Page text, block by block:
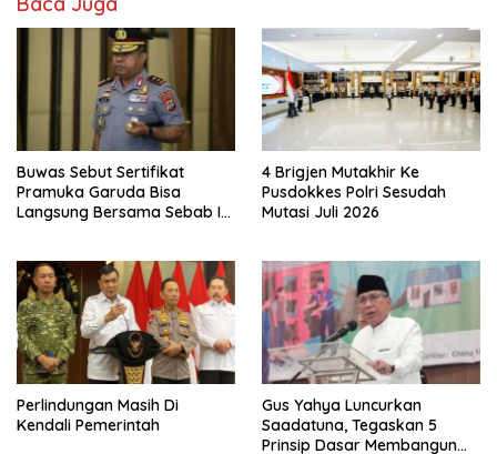
Buwas Sebut Sertifikat
Pramuka Garuda Bisa
Langsung Bersama Sebab Itu
4 Brigjen Mutakhir Ke
Pusdokkes Polri Sesudah
Mutasi Juli 2026
Perlindungan Masih Di
Kendali Pemerintah
Gus Yahya Luncurkan
Saadatuna, Tegaskan 5
Prinsip Dasar Membangun